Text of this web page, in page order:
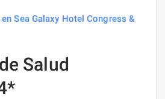
Sea Galaxy Hotel Congress &
Salud